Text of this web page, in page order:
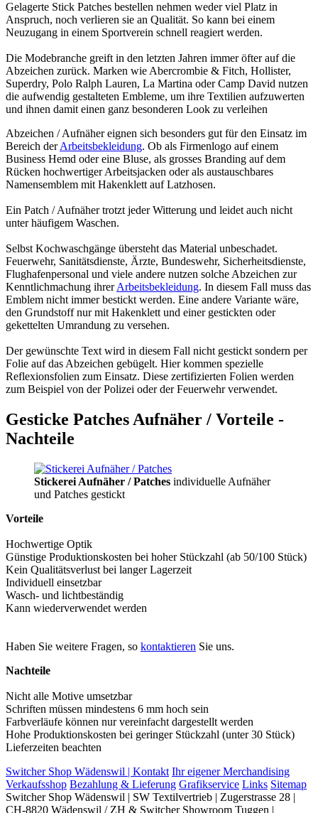
Gelagerte Stick Patches bestellen nehmen weder viel Platz in
Anspruch, noch verlieren sie an Qualität. So kann bei einem
Neuzugang in einem Sportverein schnell reagiert werden.
Die Modebranche greift in den letzten Jahren immer öfter auf die
Abzeichen zurück. Marken wie Abercrombie & Fitch, Hollister,
Superdry, Polo Ralph Lauren, La Martina oder Camp David nutzen
die aufwendig gestalteten Embleme, um ihre Textilien aufzuwerten
und ihnen damit einen ganz besonderen Look zu verleihen
Abzeichen / Aufnäher eignen sich besonders gut für den Einsatz im
Bereich derArbeitsbekleidung. Ob als Firmenlogo auf einem
Business Hemd oder eine Bluse, als grosses Branding auf dem
Rücken hochwertiger Arbeitsjacken oder als austauschbares
Namensemblem mit Hakenklett auf Latzhosen.
Ein Patch / Aufnäher trotzt jeder Witterung und leidet auch nicht
unter häufigem Waschen.
Selbst Kochwaschgänge übersteht das Material unbeschadet.
Feuerwehr, Sanitätsdienste, Ärzte, Bundeswehr, Sicherheitsdienste,
Flughafenpersonal und viele andere nutzen solche Abzeichen zur
Kenntlichmachung ihrerArbeitsbekleidung. In diesem Fall muss das
Emblem nicht immer bestickt werden. Eine andere Variante wäre,
den Grundstoff nur mit Hakenklett und einer gestickten oder
gekettelten Umrandung zu versehen.
Der gewünschte Text wird in diesem Fall nicht gestickt sondern per
Folie auf das Abzeichen gebügelt. Hier kommen spezielle
Reflexionsfolien zum Einsatz. Diese zertifizierten Folien werden
zum Beispiel von der Polizei oder der Feuerwehr verwendet.
Gesticke Patches Aufnäher / Vorteile -
Nachteile
Stickerei Aufnäher / Patches individuelle Aufnäher
und Patches gestickt
Vorteile
Hochwertige Optik
Günstige Produktionskosten bei hoher Stückzahl (ab 50/100 Stück)
Kein Qualitätsverlust bei langer Lagerzeit
Individuell einsetzbar
Wasch- und lichtbeständig
Kann wiederverwendet werden
Haben Sie weitere Fragen, so kontaktieren Sie uns.
Nachteile
Nicht alle Motive umsetzbar
Schriften müssen mindestens 6 mm hoch sein
Farbverläufe können nur vereinfacht dargestellt werden
Hohe Produktionskosten bei geringer Stückzahl (unter 30 Stück)
Lieferzeiten beachten
Switcher Shop Wädenswil | Kontakt Ihr eigener Merchandising
Verkaufsshop Bezahlung & Lieferung Grafikservice Links Sitemap
Switcher Shop Wädenswil | SW Textilvertrieb | Zugerstrasse 28 |
CH-8820 Wädenswil / ZH & Switcher Showroom Tuggen |